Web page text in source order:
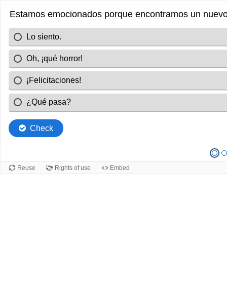
Estamos emocionados porque encontramos un
Lo siento.
Oh, ¡qué horror!
¡Felicitaciones!
¿Qué pasa?
Check
Reuse Rights of use Embed